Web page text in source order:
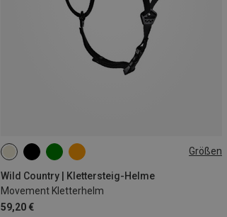
Größen
Wild Country | Klettersteig-Helme
Movement Kletterhelm
59,20 €
S-M | 52-58CM L-XL | 57-62CM